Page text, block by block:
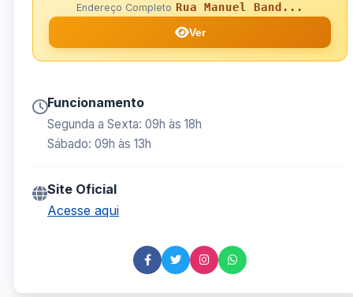
Endereço Completo Rua Manuel Band...
Ver
Funcionamento
Segunda a Sexta: 09h às 18h
Sábado: 09h às 13h
Site Oficial
Acesse aqui